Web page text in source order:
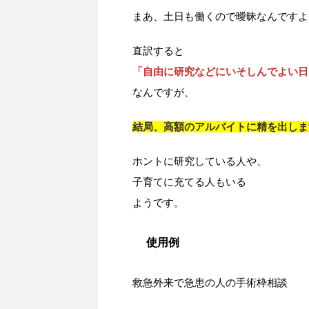
まあ、土日も働くので曖昧なんですよ
直訳すると
「自由に研究などにいそしんでよい日
なんですが、
結局、高額のアルバイトに精を出しま
ホントに研究している人や、
子育てに充てる人もいる
ようです。
使用例
救急外来で急患の人の手術枠相談